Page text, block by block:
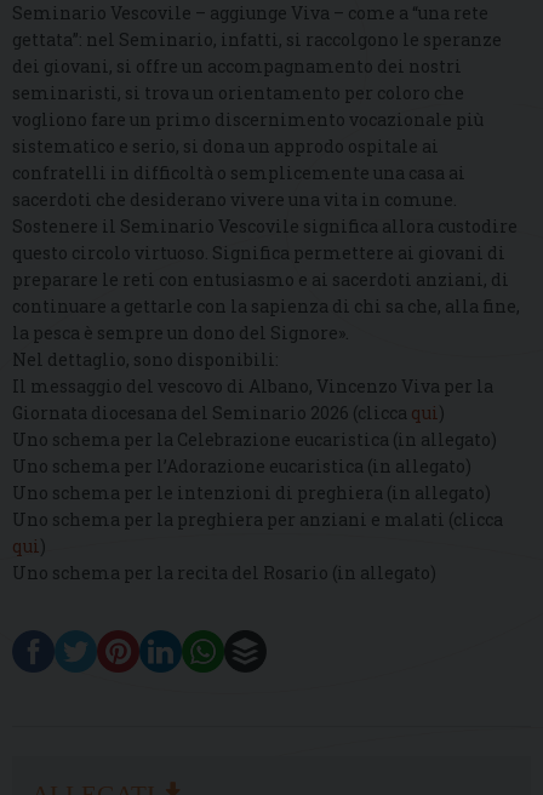
Seminario Vescovile – aggiunge Viva – come a “una rete
gettata”: nel Seminario, infatti, si raccolgono le speranze
dei giovani, si offre un accompagnamento dei nostri
seminaristi, si trova un orientamento per coloro che
vogliono fare un primo discernimento vocazionale più
sistematico e serio, si dona un approdo ospitale ai
confratelli in difficoltà o semplicemente una casa ai
sacerdoti che desiderano vivere una vita in comune.
Sostenere il Seminario Vescovile significa allora custodire
questo circolo virtuoso. Significa permettere ai giovani di
preparare le reti con entusiasmo e ai sacerdoti anziani, di
continuare a gettarle con la sapienza di chi sa che, alla fine,
la pesca è sempre un dono del Signore».
Nel dettaglio, sono disponibili:
Il messaggio del vescovo di Albano, Vincenzo Viva per la
Giornata diocesana del Seminario 2026 (clicca qui)
Uno schema per la Celebrazione eucaristica (in allegato)
Uno schema per l’Adorazione eucaristica (in allegato)
Uno schema per le intenzioni di preghiera (in allegato)
Uno schema per la preghiera per anziani e malati (clicca
qui)
Uno schema per la recita del Rosario (in allegato)